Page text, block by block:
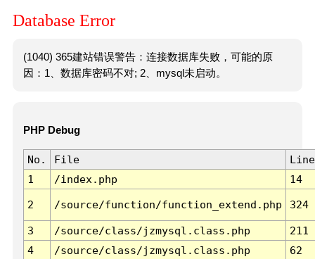
Database Error
(1040) 365建站错误警告：连接数据库失败，可能的原
因：1、数据库密码不对; 2、mysql未启动。
PHP Debug
No. File
Line
1
/index.php 14
2 /source/function/function_extend.php 324
3 /source/class/jzmysql.class.php
211
4
/source/class/jzmysql.class.php
62